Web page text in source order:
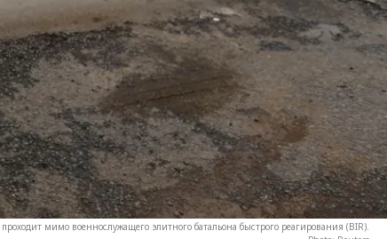
мимо военнослужащего элитного батальона быстрого реагирования (BIR).